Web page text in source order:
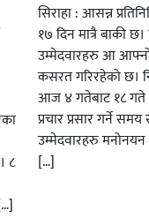
८
सिराहा : आसन्न
१७ दिन मात्रै बाकी छ।
उम्मेदवारहरु आ आफ्नो
कसरत गरिरहेको छ।
आज ४ गतेबाट १८ गते
प्रचार प्रसार गर्ने
उम्मेदवारहरु
[…]